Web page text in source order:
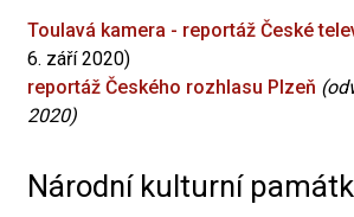
Toulavá kamera - reportáž České
6. září 2020)
reportáž Českého rozhlasu Plzeň
2020)
Národní kulturní